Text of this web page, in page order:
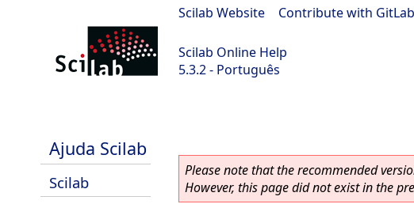
Scilab Website Contribute with GitLab
Scilab Online Help
5.3.2 - Português
Ajuda Scilab
Scilab
Please note that the recommended
However, this page did not exist in the